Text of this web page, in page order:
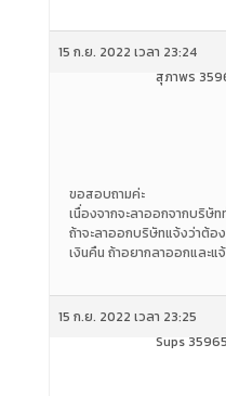
15 ก.ย. 2022 เวลา 23:24
สุภาพร
ขอสอบถามค่ะ
เนื่องจากจะลาออกจากบริษั
ถ้าจะลาออกบริษัทแจ้งว่าต้อ
เงินคืน ถ้าอยากลาออกและแ
15 ก.ย. 2022 เวลา 23:25
Sups